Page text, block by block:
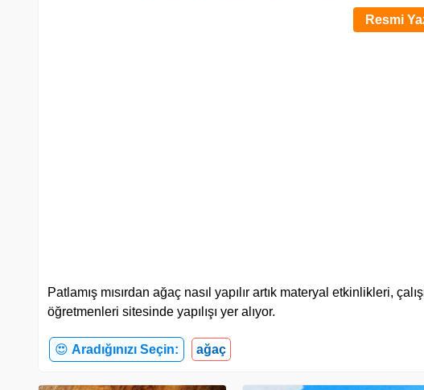
Resmi
Patlamış mısırdan ağaç nasıl yapılır artık materyal etkinlikleri,
öğretmenleri sitesinde yapılışı yer alıyor.
😍 Aradığınızı Seçin: ağaç